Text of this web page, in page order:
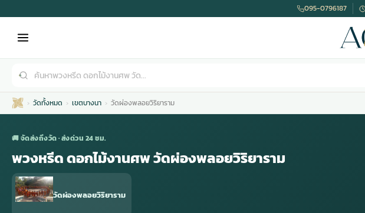
ดอกไม้หน้าศพ
พวงหรีด กรุงเทพ
ไม้งานแต่ง
พวงหรีดพัดลม
รับจัดงานศพ
095-0796187
วัดทั้งหมด เขตบางนา วัดผ่องพลอยวิริยาราม
🚚 จัดส่งถึงวัด · ส่งด่วน 24 ชม.
พวงหรีด ดอกไม้งานศพ วัดผ่องพลอยวิริยาราม
วัดผ่องพลอยวิริยาราม